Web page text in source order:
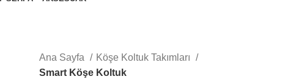
Ana Sayfa
Köşe Koltuk Takımları
Smart Köşe Koltuk